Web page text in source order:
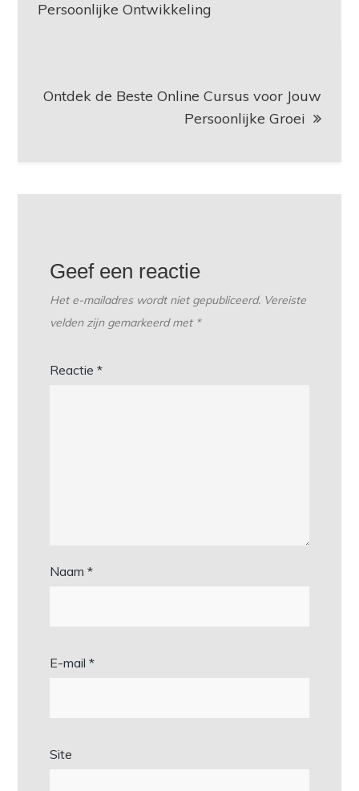
Persoonlijke Ontwikkeling
Ontdek de Beste Online Cursus voor Jouw
Persoonlijke Groei
Geef een reactie
Het e-mailadres wordt niet gepubliceerd. Vereiste
velden zijn gemarkeerd met *
Reactie*
Naam*
E-mail*
Site